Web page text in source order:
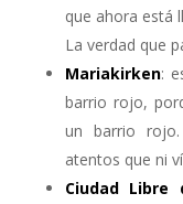
que ahora está
La verdad que
Mariakirken:
barrio rojo,
un barrio rojo.
atentos que ni
Ciudad Libre